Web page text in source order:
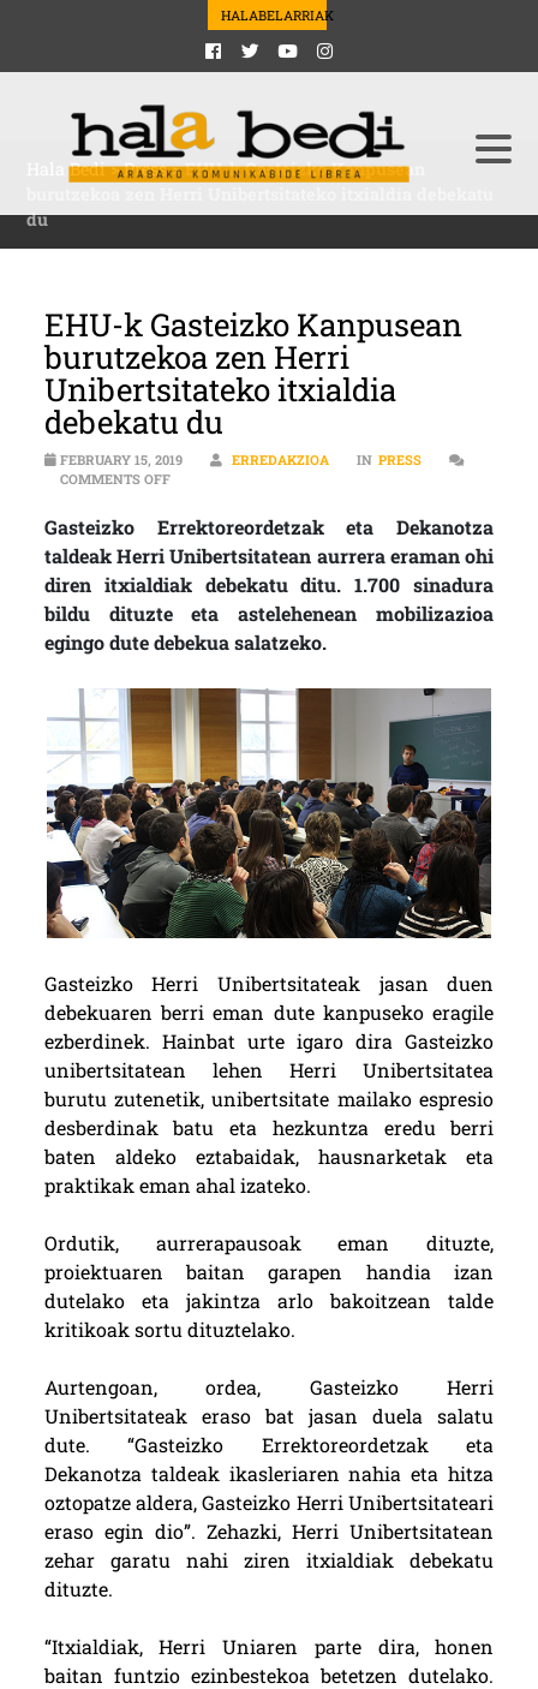
HALABELARRIAK
Hala Bedi>Press>EHU-k Gasteizko Kanpusean
du
EHU-k Gasteizko Kanpusean
burutzekoa zen Herri
Unibertsitateko itxialdia
debekatu du
FEBRUARY 15, 2019 ERREDAKZIOA IN PRESS
COMMENTS OFFON EHU-K GASTEIZKO KANPUSEAN BURUTZEKOA
Gasteizko Errektoreordetzak eta Dekanotza
taldeak Herri Unibertsitatean aurrera eraman ohi
diren itxialdiak debekatu ditu. 1.700 sinadura
bildu dituzte eta astelehenean mobilizazioa
egingo dute debekua salatzeko.
Gasteizko Herri Unibertsitateak jasan duen
debekuaren berri eman dute kanpuseko eragile
ezberdinek. Hainbat urte igaro dira Gasteizko
unibertsitatean lehen Herri Unibertsitatea
burutu zutenetik, unibertsitate mailako espresio
desberdinak batu eta hezkuntza eredu berri
baten aldeko eztabaidak, hausnarketak eta
praktikak eman ahal izateko.
Ordutik, aurrerapausoak eman dituzte,
proiektuaren baitan garapen handia izan
dutelako eta jakintza arlo bakoitzean talde
kritikoak sortu dituztelako.
Aurtengoan, ordea, Gasteizko Herri
Unibertsitateak eraso bat jasan duela salatu
dute. “Gasteizko Errektoreordetzak eta
Dekanotza taldeak ikasleriaren nahia eta hitza
oztopatze aldera, Gasteizko Herri Unibertsitateari
eraso egin dio”. Zehazki, Herri Unibertsitatean
zehar garatu nahi ziren itxialdiak debekatu
dituzte.
“Itxialdiak, Herri Uniaren parte dira, honen
baitan funtzio ezinbestekoa betetzen dutelako.